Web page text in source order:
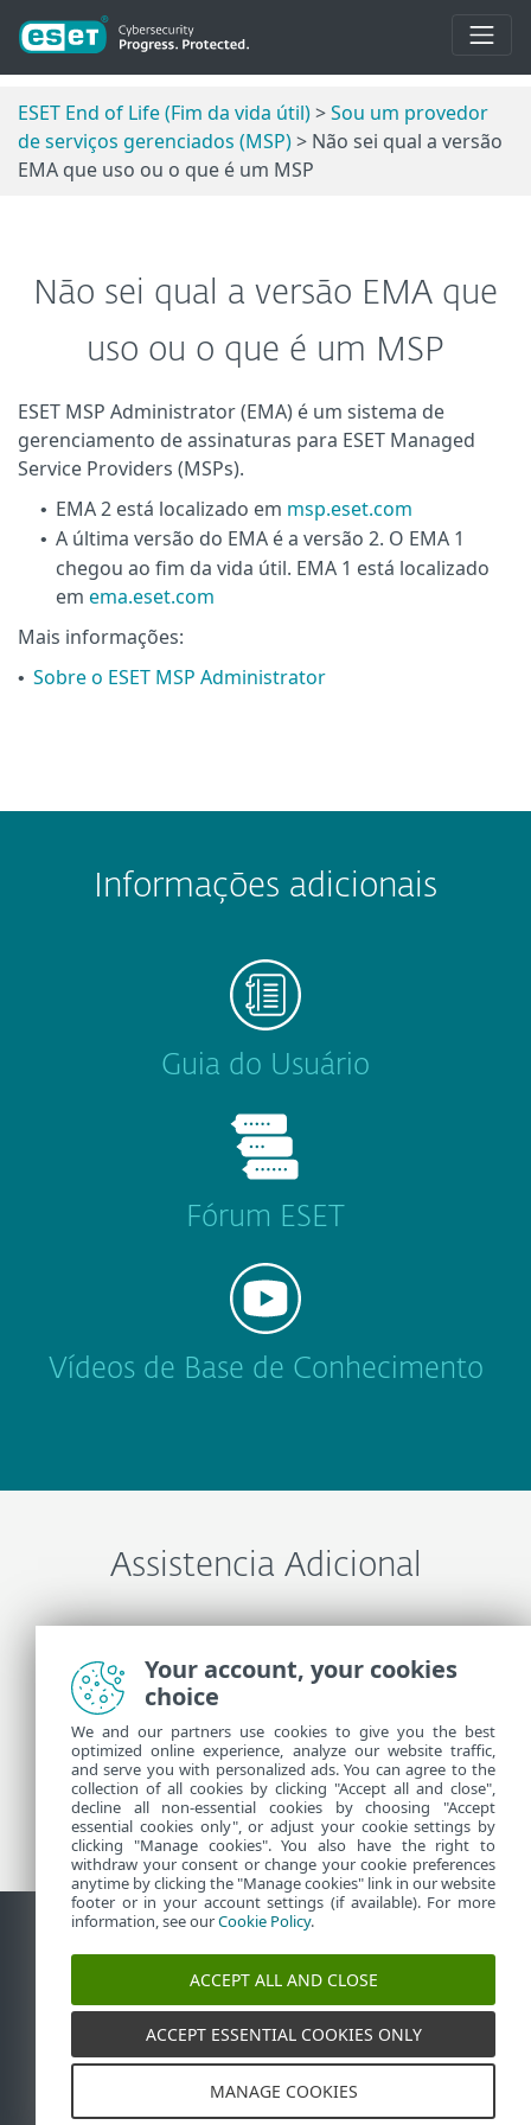
ESET End of Life (Fim da vida útil)>Sou um provedor
de serviços gerenciados (MSP)> Não sei qual a versão
EMA que uso ou o que é um MSP
Não sei qual a versão EMA que
uso ou o que é um MSP
ESET MSP Administrator (EMA) é um sistema de
gerenciamento de assinaturas para ESET Managed
Service Providers (MSPs).
• EMA 2 está localizado em msp.eset.com
• A última versão do EMA é a versão 2. O EMA 1
chegou ao fim da vida útil. EMA 1 está localizado
em ema.eset.com
Mais informações:
• Sobre o ESET MSP Administrator
Informações adicionais
Guia do Usuário
Fórum ESET
Vídeos de Base de Conhecimento
Assistencia Adicional
Entre em contato com o Suporte técnico ESET
Mais informações
Notícias do Suporte
Alertas de clientes
Reportar vulnerabilidades
Política de cookies
©1992-2026ESET, spol. s r.o. - Todos os direitos
marcas registradas ou marcas comerciais da ESET,
spol. s r.o. ou ESET North America. Todos os outros
nomes ou marcas são martas registradas de suas
respectivas empresas.
Your account, your cookies
choice
We and our partners use cookies to give you the best
optimized online experience, analyze our website traffic,
and serve you with personalized ads. You can agree to the
collection of all cookies by clicking "Accept all and close",
decline all non-essential cookies by choosing "Accept
essential cookies only", or adjust your cookie settings by
clicking "Manage cookies". You also have the right to
withdraw your consent or change your cookie preferences
anytime by clicking the "Manage cookies" link in our website
footer or in your account settings (if available). For more
information, see ourCookie Policy.
ACCEPT ALL AND CLOSE
ACCEPT ESSENTIAL COOKIES ONLY
MANAGE COOKIES